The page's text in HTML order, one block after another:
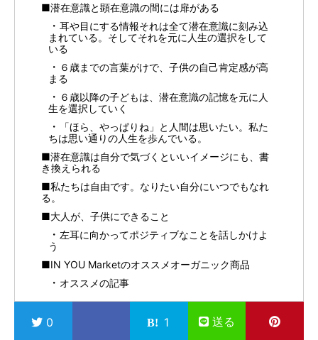
■潜在意識と顕在意識の間には扉がある
耳や目にする情報それは全て潜在意識に刻み込
まれている。そしてそれを元に人生の選択をして
いる
６歳までの言葉がけで、子供の自己肯定感が高
まる
６歳以降の子どもは、潜在意識の記憶を元に人
生を選択していく
「ほら、やっぱりね」と人間は思いたい。私た
ちは思い通りの人生を歩んでいる。
■潜在意識は自分で気づくといいイメージにも、書
き換えられる
■私たちは自由です。なりたい自分にいつでもなれ
る。
■大人が、子供にできること
左耳に向かってポジティブなことを話しかけよ
う
■IN YOU Marketのオススメオーガニック商品
オススメの記事
0 1 送る